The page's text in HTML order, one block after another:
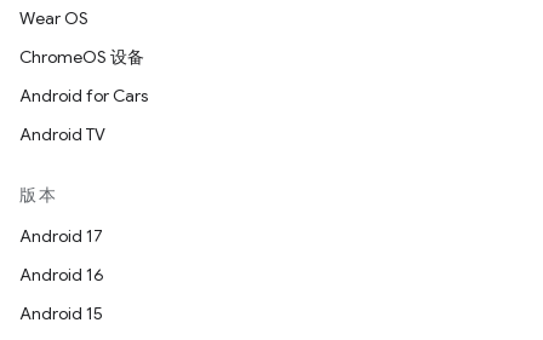
Wear OS
ChromeOS 设备
Android for Cars
Android TV
版本
Android 17
Android 16
Android 15